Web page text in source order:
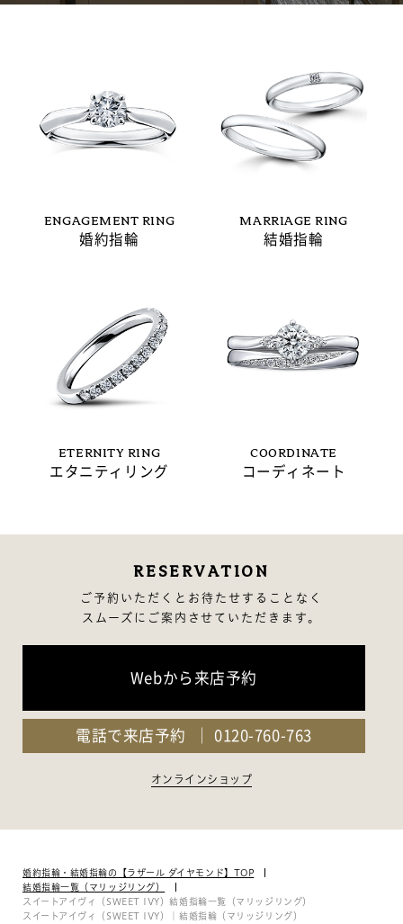
ENGAGEMENT RING
婚約指輪
MARRIAGE RING
結婚指輪
ETERNITY RING
エタニティリング
COORDINATE
コーディネート
RESERVATION
ご予約いただくとお待たせすることなく
スムーズにご案内させていただきます。
Webから来店予約
電話で来店予約 0120-760-763
オンラインショップ
婚約指輪・結婚指輪の【ラザール ダイヤモンド】TOP
結婚指輪一覧（マリッジリング）
スイートアイヴィ（SWEET IVY）結婚指輪一覧（マリッジリング）
スイートアイヴィ（SWEET IVY）｜結婚指輪（マリッジリング）